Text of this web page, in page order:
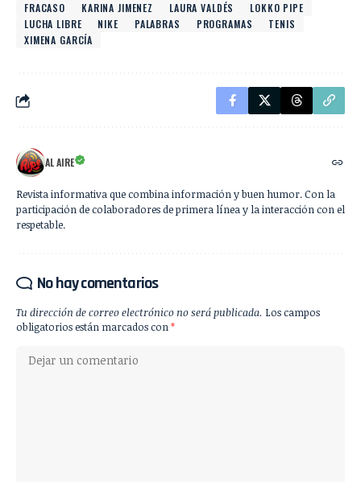
FRACASO
KARINA JIMENEZ LAURA VALDÉS
LOKKO PIPE
LUCHA LIBRE
NIKE PALABRAS PROGRAMAS
TENIS
XIMENA GARCÍA
AL AIRE
Revista informativa que combina información y buen humor. Con la
participación de colaboradores de primera línea y la interacción con el
respetable.
No hay comentarios
Tu dirección de correo electrónico no será publicada. Los campos
obligatorios están marcados con*